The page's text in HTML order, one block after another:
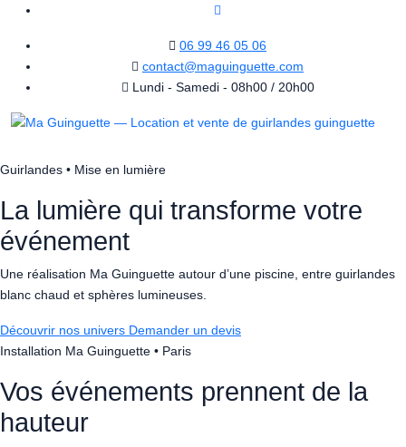
06 99 46 05 06
contact@maguinguette.com
Lundi - Samedi - 08h00 / 20h00
Guirlandes • Mise en lumière
La lumière qui transforme votre
événement
Une réalisation Ma Guinguette autour d’une piscine, entre guirlandes
blanc chaud et sphères lumineuses.
Découvrir nos univers Demander un devis
Installation Ma Guinguette • Paris
Vos événements prennent de la
hauteur